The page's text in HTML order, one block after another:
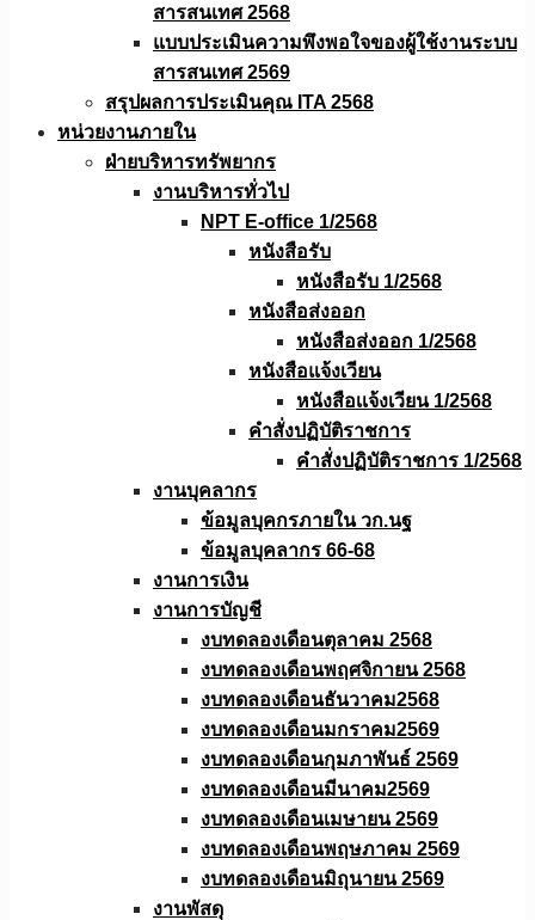
สารสนเทศ 2568
แบบประเมินความพึงพอใจของผู้ใช้งานระบบ
สารสนเทศ 2569
สรุปผลการประเมินคุณ ITA 2568
หน่วยงานภายใน
ฝ่ายบริหารทรัพยากร
งานบริหารทั่วไป
NPT E-office 1/2568
หนังสือรับ
หนังสือรับ 1/2568
หนังสือส่งออก
หนังสือส่งออก 1/2568
หนังสือแจ้งเวียน
หนังสือเเจ้งเวียน 1/2568
คำสั่งปฏิบัติราชการ
คำสั่งปฏิบัติราชการ 1/2568
งานบุคลากร
ข้อมูลบุคกรภายใน วก.นฐ
ข้อมูลบุคลากร 66-68
งานการเงิน
งานการบัญชี
งบทดลองเดือนตุลาคม 2568
งบทดลองเดือนพฤศจิกายน 2568
งบทดลองเดือนธันวาคม2568
งบทดลองเดือนมกราคม2569
งบทดลองเดือนกุมภาพันธ์ 2569
งบทดลองเดือนมีนาคม2569
งบทดลองเดือนเมษายน 2569
งบทดลองเดือนพฤษภาคม 2569
งบทดลองเดือนมิถุนายน 2569
งานพัสดุ